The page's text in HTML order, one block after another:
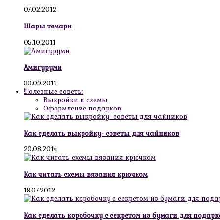
07.02.2012
Шары темари
05.10.2011
Амигуруми
30.09.2011
!Полезные советы
Выкройки и схемы
Оформление подарков
Как сделать выкройку- советы для чайников
20.08.2014
Как читать схемы вязания крючком
18.07.2012
Как сделать коробочку с секретом из бумаги для